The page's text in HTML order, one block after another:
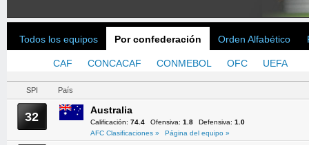
Todos los equipos Por confederación Orden Alfabético
CAF CONCACAF CONMEBOL OFC UEFA
SPI País
32 Australia
Calificación: 74.4 Ofensiva: 1.8 Defensiva: 1.0
AFC Clasificaciones »
Página del equipo »